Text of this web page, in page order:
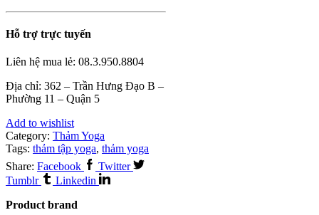
Hỗ trợ trực tuyến
Liên hệ mua lẻ: 08.3.950.8804
Địa chỉ: 362 – Trần Hưng Đạo B –
Phường 11 – Quận 5
Add to wishlist
Category: Thảm Yoga
Tags: thảm tập yoga, thảm yoga
Share: Facebook
Twitter
Tumblr
Linkedin
Product brand